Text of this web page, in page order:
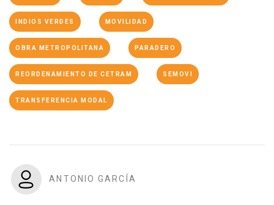
INDIOS VERDES MOVILIDAD
OBRA METROPOLITANA PARADERO
REORDENAMIENTO DE CETRAM SEMOVI
TRANSFERENCIA MODAL
ANTONIO GARCÍA